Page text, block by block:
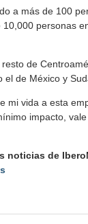
a más de 100
personas
de
el de México y
mi vida a esta
impacto,
noticias de